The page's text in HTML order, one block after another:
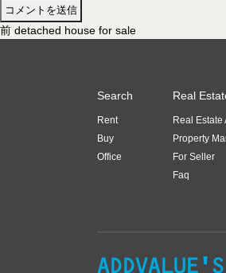
投
前 前
detached house for sale
Search
Rent
Buy
Office
Real
Real
Property
For Seller
Faq